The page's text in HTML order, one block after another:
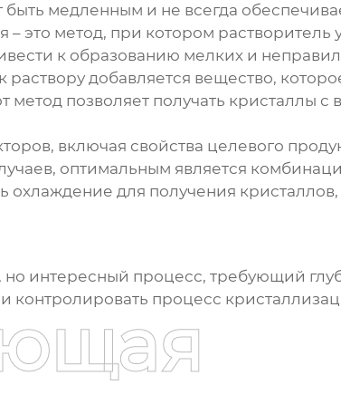
медленным и не всегда
метод, при котором растворитель
к образованию мелких и
добавляется вещество,
метод позволяет получать кристаллы с
включая свойства целевого
оптимальным является
для получения
но интересный процесс, требующий
контролировать процесс